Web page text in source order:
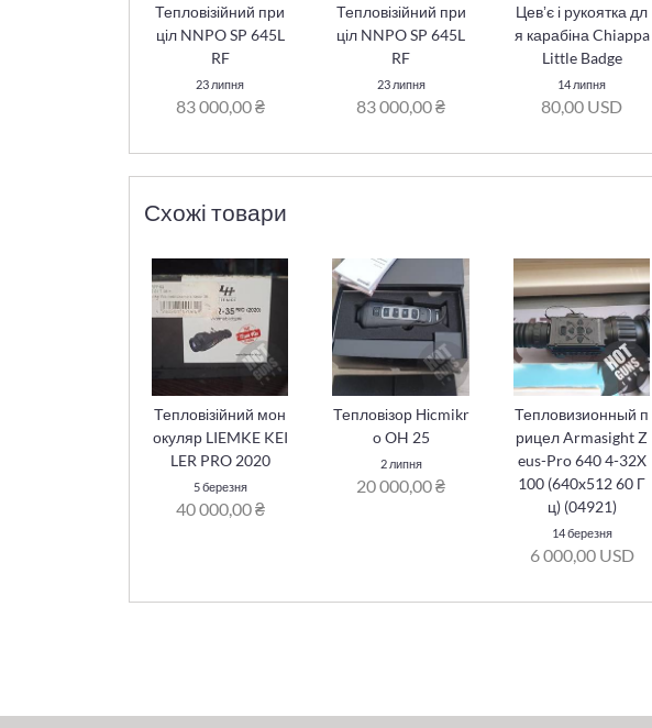
Тепловізійний при
ціл NNPO SP 645L
RF
23 липня
83 000,00 ₴
Тепловізійний при
ціл NNPO SP 645L
RF
23 липня
83 000,00 ₴
Цевʼє і рукоятка дл
я карабіна Chiappa
Little Badge
14 липня
80,00 USD
Схожі товари
Тепловізійний мон
окуляр LIEMKE KEI
LER PRO 2020
5 березня
40 000,00 ₴
Тепловізор Ніcmikr
o OH 25
2 липня
20 000,00 ₴
Тепловизионный п
рицел Armasight Z
eus-Pro 640 4-32X
100 (640x512 60 Г
ц) (04921)
14 березня
6 000,00 USD